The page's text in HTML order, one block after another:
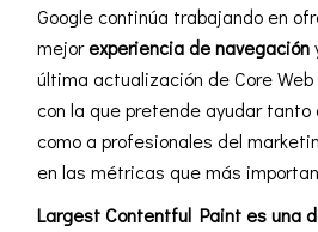
Google continúa trabajando en
mejorexperiencia de navegación
última actualización de Core
con la que pretende ayudar tanto
como a profesionales del
en las métricas que más
Largest Contentful Paint es una